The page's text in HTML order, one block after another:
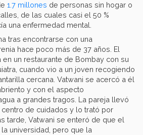
1.7 millones de personas sin hogar o
de las cuales casi el 50 %
una enfermedad mental.
tras encontrarse con una
hace poco más de 37 años. El
un restaurante de Bombay con su
cuando vio a un joven recogiendo
cercana. Vatwani se acercó a él
y con el aspecto
a grandes tragos. La pareja llevó
de cuidados y lo trató por
tarde, Vatwani se enteró de que el
universidad, pero que la